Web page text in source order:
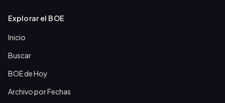
Explorar el BOE
Inicio
Buscar
BOE de Hoy
Archivo por Fechas